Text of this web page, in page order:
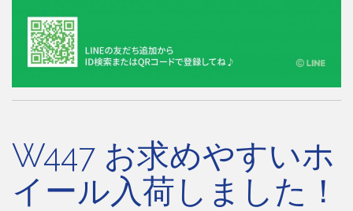
W447 お求めやすいホ
イール入荷しました！